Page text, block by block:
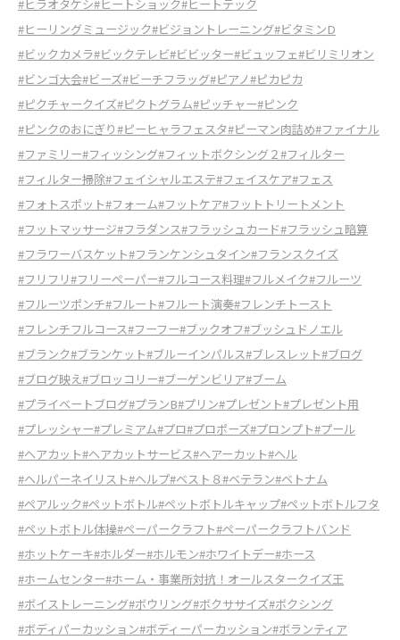
#ヒラオタケシ#ヒートショック#ヒートテック
#ヒーリングミュージック#ビジョントレーニング#ビタミンD
#ビックカメラ#ビックテレビ#ビビッター#ビュッフェ#ビリミリオン
#ビンゴ大会#ビーズ#ビーチフラッグ#ピアノ#ピカピカ
#ピクチャークイズ#ピクトグラム#ピッチャー#ピンク
#ピンクのおにぎり#ピーヒャラフェスタ#ピーマン肉詰め#ファイナル
#ファミリー#フィッシング#フィットボクシング２#フィルター
#フィルター掃除#フェイシャルエステ#フェイスケア#フェス
#フォトスポット#フォーム#フットケア#フットトリートメント
#フットマッサージ#フラダンス#フラッシュカード#フラッシュ暗算
#フラワーバスケット#フランケンシュタイン#フランスクイズ
#フリフリ#フリーペーパー#フルコース料理#フルメイク#フルーツ
#フルーツポンチ#フルート#フルート演奏#フレンチトースト
#フレンチフルコース#フーフー#ブックオフ#ブッシュドノエル
#ブランク#ブランケット#ブルーインパルス#ブレスレット#ブログ
#ブログ映え #ブロッコリー#ブーゲンビリア#ブーム
#プライベートブログ#プランB#プリン#プレゼント#プレゼント用
#プレッシャー#プレミアム#プロ#プロポーズ#プロンプト#プール
#ヘアカット#ヘアカットサービス#ヘアーカット#ヘル
#ヘルパーネイリスト#ヘルプ#ベスト８#ベテラン#ベトナム
#ペアルック#ペットボトル#ペットボトルキャップ#ペットボトルフタ
#ペットボトル体操#ペーパークラフト#ペーパークラフトバンド
#ホットケーキ#ホルダー#ホルモン#ホワイトデー#ホース
#ホームセンター#ホーム・事業所対抗！オールスタークイズ王
#ボイストレーニング#ボウリング#ボクササイズ#ボクシング
#ボディパーカッション#ボディーパーカッション#ボランティア